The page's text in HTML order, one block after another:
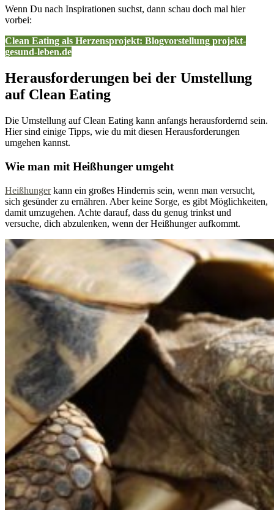
Wenn Du nach Inspirationen suchst, dann schau doch mal hier
vorbei:
Clean Eating als Herzensprojekt: Blogvorstellung projekt-
gesund-leben.de
Herausforderungen bei der Umstellung
auf Clean Eating
Die Umstellung auf Clean Eating kann anfangs herausfordernd sein.
Hier sind einige Tipps, wie du mit diesen Herausforderungen
umgehen kannst.
Wie man mit Heißhunger umgeht
Heißhungerkann ein großes Hindernis sein, wenn man versucht,
sich gesünder zu ernähren. Aber keine Sorge, es gibt Möglichkeiten,
damit umzugehen. Achte darauf, dass du genug trinkst und
versuche, dich abzulenken, wenn der Heißhunger aufkommt.